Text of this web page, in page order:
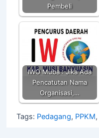
Pembeli
IWO Muba : Jika Ada
Pencatutan Nama
Organisasi,…
Tags: Pedagang, PPKM,